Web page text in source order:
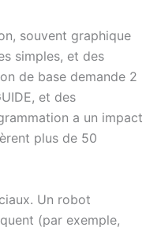
souvent graphique
simples, et des
de base demande 2
et des
a un impact
plus de 50
Un robot
(par exemple,